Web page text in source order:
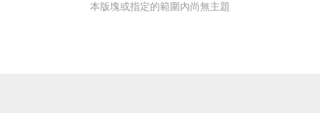
本版塊或指定的範圍內尚無主題